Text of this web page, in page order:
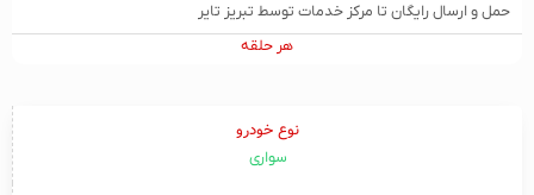
حمل و ارسال رایگان تا مرکز خدمات توسط تبریز تایر
هر حلقه
نوع خودرو
سواری